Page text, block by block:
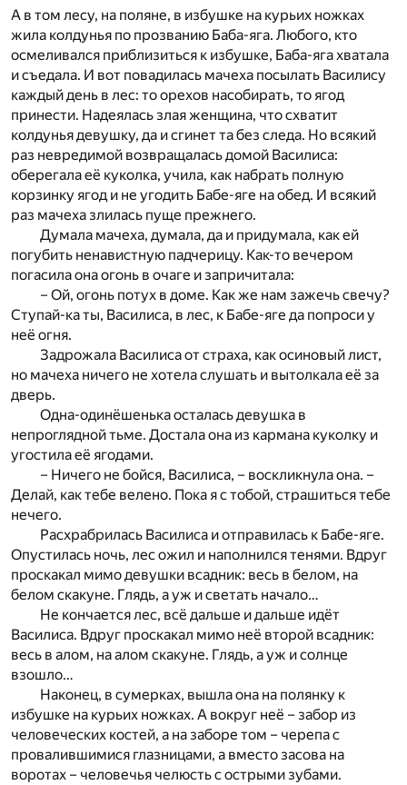
А в том лесу, на поляне, в избушке на курьих ножках
жила колдунья по прозванию Баба-яга. Любого, кто
осмеливался приблизиться к избушке, Баба-яга хватала
и съедала. И вот повадилась мачеха посылать Василису
каждый день в лес: то орехов насобирать, то ягод
принести. Надеялась злая женщина, что схватит
колдунья девушку, да и сгинет та без следа. Но всякий
раз невредимой возвращалась домой Василиса:
оберегала её куколка, учила, как набрать полную
корзинку ягод и не угодить Бабе-яге на обед. И всякий
раз мачеха злилась пуще прежнего.
Думала мачеха, думала, да и придумала, как ей
погубить ненавистную падчерицу. Как-то вечером
погасила она огонь в очаге и запричитала:
– Ой, огонь потух в доме. Как же нам зажечь свечу?
Ступай-ка ты, Василиса, в лес, к Бабе-яге да попроси у
неё огня.
Задрожала Василиса от страха, как осиновый лист,
но мачеха ничего не хотела слушать и вытолкала её за
дверь.
Одна-одинёшенька осталась девушка в
непроглядной тьме. Достала она из кармана куколку и
угостила её ягодами.
– Ничего не бойся, Василиса, – воскликнула она. –
Делай, как тебе велено. Пока я с тобой, страшиться тебе
нечего.
Расхрабрилась Василиса и отправилась к Бабе-яге.
Опустилась ночь, лес ожил и наполнился тенями. Вдруг
проскакал мимо девушки всадник: весь в белом, на
белом скакуне. Глядь, а уж и светать начало…
Не кончается лес, всё дальше и дальше идёт
Василиса. Вдруг проскакал мимо неё второй всадник:
весь в алом, на алом скакуне. Глядь, а уж и солнце
взошло…
Наконец, в сумерках, вышла она на полянку к
избушке на курьих ножках. А вокруг неё – забор из
человеческих костей, а на заборе том – черепа с
провалившимися глазницами, а вместо засова на
воротах – человечья челюсть с острыми зубами.